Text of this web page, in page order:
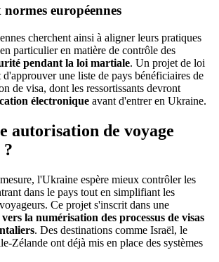
européennes
cherchent ainsi à aligner leurs pratiques
particulier en matière de contrôle des
pendant la loi martiale. Un projet de loi
une liste de pays bénéficiaires de
de visa, dont les ressortissants devront
électronique avant d'entrer en Ukraine.
autorisation de voyage
l'Ukraine espère mieux contrôler les
dans le pays tout en simplifiant les
Ce projet s'inscrit dans une
la numérisation des processus de visas
. Des destinations comme Israël, le
Zélande ont déjà mis en place des systèmes